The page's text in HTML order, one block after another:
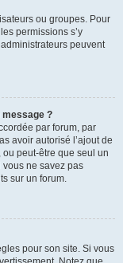
ou groupes. Pour
permissions s’y
peuvent
message ?
par forum, par
avoir autorisé l’ajout de
peut-être que seul un
vous ne savez pas
sur un forum.
pour son site. Si vous